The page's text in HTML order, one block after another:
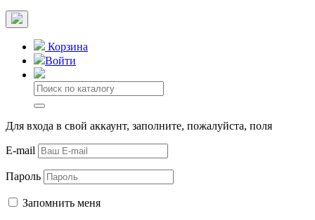
Корзина
Войти
Для входа в свой аккаунт, заполните, пожалуйста, поля
E-mail
Пароль
Запомнить меня